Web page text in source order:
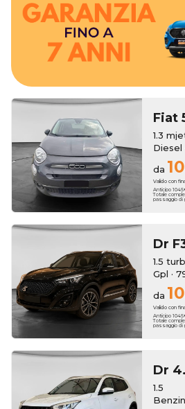
Le vetture km zero godono di due
madre, al pari delle auto nuove,
beneficerai di un anno di garanzia
In entrambi i casi, al momento
estendere la copertura fino a 7 anni.
Fiat
1.3
Diesel
da
Valido con
Anticipo
Totale
passaggio di
Dr
1.5
Gpl ·
da
Valido con
Anticipo
Totale
passaggio di
Dr
1.5